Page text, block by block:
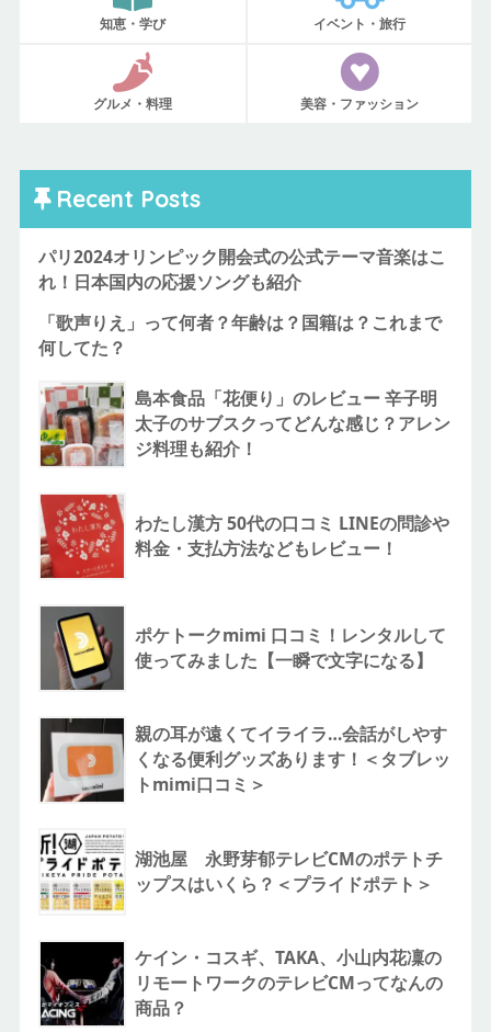
知恵・学び イベント・旅行
グルメ・料理 美容・ファッション
Recent Posts
パリ2024オリンピック開会式の公式テーマ音楽はこ
れ！日本国内の応援ソングも紹介
「歌声りえ」って何者？年齢は？国籍は？これまで
何してた？
島本食品「花便り」のレビュー 辛子明
太子のサブスクってどんな感じ？アレン
ジ料理も紹介！
わたし漢方 50代の口コミ LINEの問診や
料金・支払方法などもレビュー！
ポケトークmimi 口コミ！レンタルして
使ってみました【一瞬で文字になる】
親の耳が遠くてイライラ…会話がしやす
くなる便利グッズあります！＜タブレッ
トmimi口コミ＞
湖池屋 永野芽郁テレビCMのポテトチ
ップスはいくら？＜プライドポテト＞
ケイン・コスギ、TAKA、小山内花凜の
リモートワークのテレビCMってなんの
商品？